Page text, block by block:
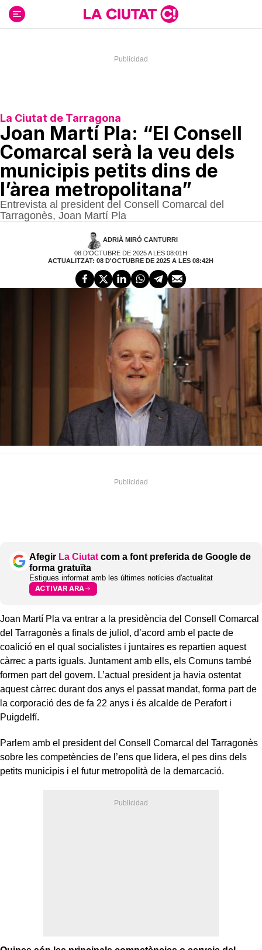
contenido
La Ciutat de Tarragona
Joan Martí Pla: “El Consell
Comarcal serà la veu dels
municipis petits dins de
l’àrea metropolitana”
Entrevista al president del Consell Comarcal del
Tarragonès, Joan Martí Pla
ADRIÀ MIRÓ CANTURRI
08 D'OCTUBRE DE 2025 A LES 08:01H
ACTUALITZAT: 08 D'OCTUBRE DE 2025 A LES 08:42H
Afegir La Ciutat com a font preferida de Google de
forma gratuïta
Estigues informat amb les últimes notícies d'actualitat
ACTIVAR ARA
Joan Martí Pla va entrar a la presidència del Consell Comarcal
del Tarragonès a finals de juliol, d’acord amb el pacte de
coalició en el qual socialistes i juntaires es repartien aquest
càrrec a parts iguals. Juntament amb ells, els Comuns també
formen part del govern. L’actual president ja havia ostentat
aquest càrrec durant dos anys el passat mandat, forma part de
la corporació des de fa 22 anys i és alcalde de Perafort i
Puigdelfí.
Parlem amb el president del Consell Comarcal del Tarragonès
sobre les competències de l’ens que lidera, el pes dins dels
petits municipis i el futur metropolità de la demarcació.